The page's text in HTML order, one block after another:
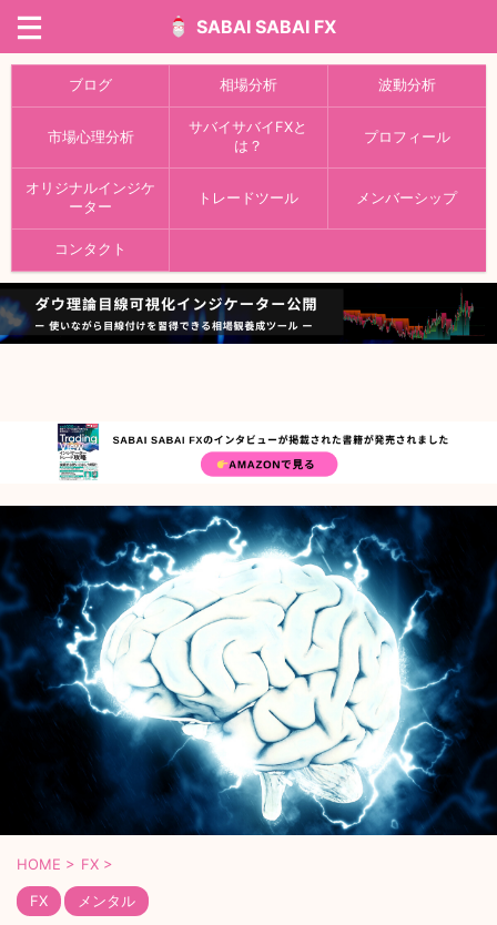
SABAI SABAI FX
ブログ 相場分析 波動分析
市場心理分析
サバイサバイFXと
は？
プロフィール
オリジナルインジケ
ーター
トレードツール メンバーシップ
コンタクト
HOME > FX >
FX メンタル